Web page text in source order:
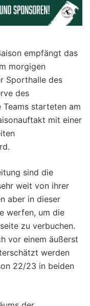
empfängt das
morgigen
Sporthalle des
des
Teams starteten am
mit einer
sind die
weit von ihrer
aber in dieser
werfen, um die
zu verbuchen.
vor einem äußerst
werden
22/23 in beiden